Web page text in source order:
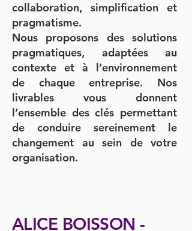
collaboration, simplification et
pragmatisme.
Nous proposons des solutions
pragmatiques, adaptées au
contexte et à l’environnement
de chaque entreprise. Nos
livrables vous donnent
l’ensemble des clés permettant
de conduire sereinement le
changement au sein de votre
organisation.
ALICE BOISSON -